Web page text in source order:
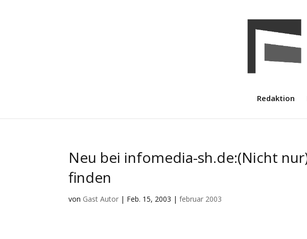
Redaktion
Neu bei infomedia-sh.de:(Nicht
finden
von Gast Autor | Feb. 15, 2003 |februar 2003